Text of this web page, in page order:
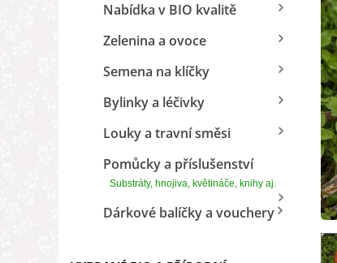
Nabídka v BIO kvalitě
Zelenina a ovoce
Semena na klíčky
Bylinky a léčivky
Louky a travní směsi
Pomůcky a příslušenství
Substráty, hnojiva, květináče, knihy aj.
Dárkové balíčky a vouchery